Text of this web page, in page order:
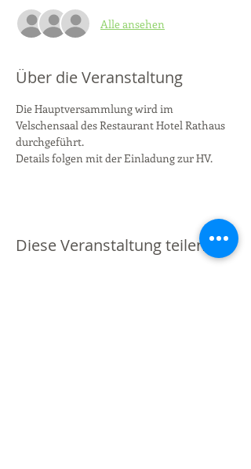
Alle ansehen
Über die Veranstaltung
Die Hauptversammlung wird im
Velschensaal des Restaurant Hotel Rathaus
durchgeführt.
Details folgen mit der Einladung zur HV.
Diese Veranstaltung teilen